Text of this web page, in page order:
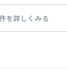
を詳しくみる